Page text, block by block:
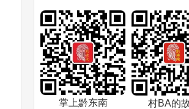
掌上黔东南 村BA的